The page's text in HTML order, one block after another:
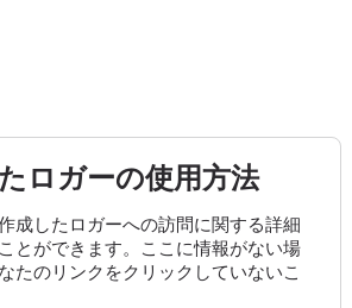
ロガーの使用方法
成したロガーへの訪問に関する詳細
とができます。ここに情報がない場
たのリンクをクリックしていないこ